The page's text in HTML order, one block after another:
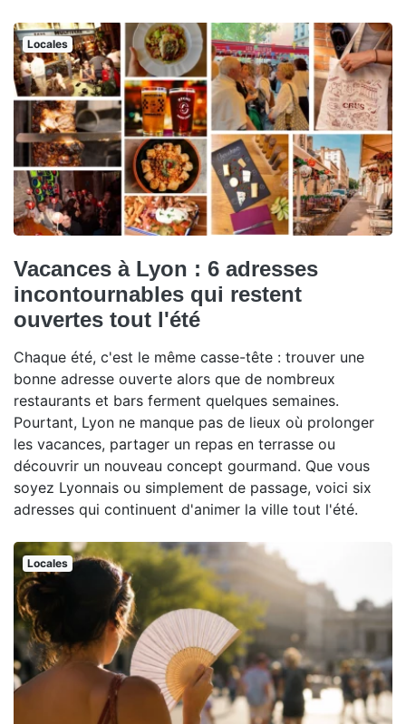
Locales
Vacances à Lyon : 6 adresses
incontournables qui restent
ouvertes tout l'été
Chaque été, c'est le même casse-tête : trouver une
bonne adresse ouverte alors que de nombreux
restaurants et bars ferment quelques semaines.
Pourtant, Lyon ne manque pas de lieux où prolonger
les vacances, partager un repas en terrasse ou
découvrir un nouveau concept gourmand. Que vous
soyez Lyonnais ou simplement de passage, voici six
adresses qui continuent d'animer la ville tout l'été.
Locales